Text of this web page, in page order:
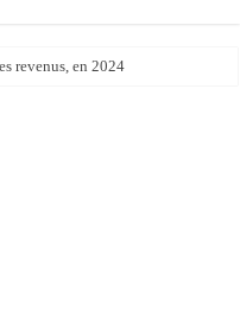
revenus, en 2024